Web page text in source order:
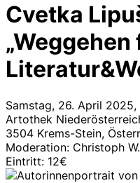
Cvetka
Samstag, 26. April 2025,
Artothek
3504 Krems-Stein,
Moderation: Christoph
Eintritt: 12€